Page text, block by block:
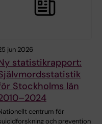
jun 2026
statistikrapport:
Stockholms län
centrum för
och prevention